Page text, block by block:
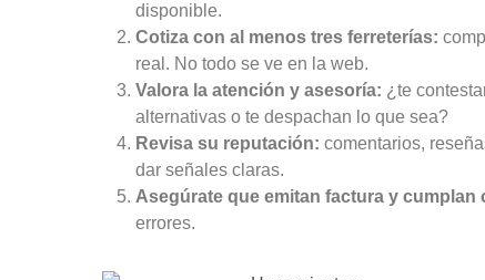
disponible.
Cotiza con al menos tres ferreterías:
real. No todo se ve en la web.
Valora la atención y asesoría: ¿te
alternativas o te despachan lo que sea?
Revisa su reputación: comentarios,
dar señales claras.
Asegúrate que emitan factura y cumplan
errores.